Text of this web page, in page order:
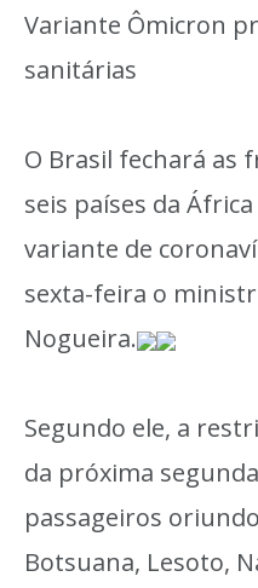
Variante Ômicron
sanitárias
O Brasil fechará as
seis países da
variante de
sexta-feira o
Nogueira.
Segundo ele, a
da próxima
passageiros
Botsuana, Lesoto,